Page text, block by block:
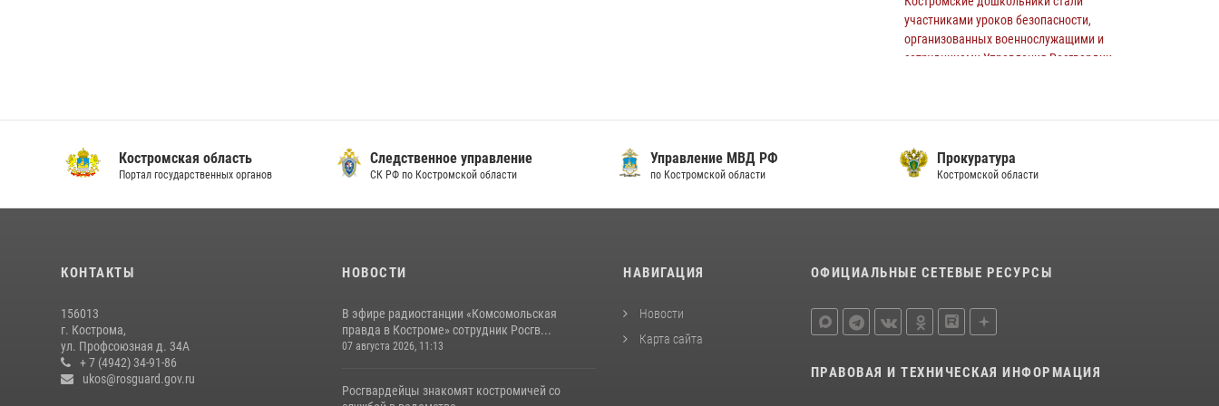
Костромичи активно используют портал
получения услуг по линии Росгвардии
Владимира в Костроме
28 июля 2026, 06:14 2
участниками уроков безопасности,
организованных военнослужащими и
сотрудниками Управления Росгвардии
Cотрудники Росгвардии и их семьи приняли
Владимира в Костроме
28 июля 2026, 06:14
продолжается в Костромской области
13 правонарушений пресекли сотрудники
Костромская область
Портал государственных органов
Следственное управление
СК РФ по Костромской области
Управление МВД РФ
по Костромской области
Прокуратура
Костромской области
КОНТАКТЫ
156013
г. Кострома,
ул. Профсоюзная д. 34А
+ 7 (4942) 34-91-86
ukos@rosguard.gov.ru
НОВОСТИ
В эфире радиостанции «Комсомольская
правда в Костроме» сотрудник Росгв...
07 августа 2026, 11:13
Росгвардейцы знакомят костромичей со
НАВИГАЦИЯ
Новости
Карта сайта
ОФИЦИАЛЬНЫЕ СЕТЕВЫЕ РЕСУРСЫ
ПРАВОВАЯ И ТЕХНИЧЕСКАЯ ИНФОРМАЦИЯ